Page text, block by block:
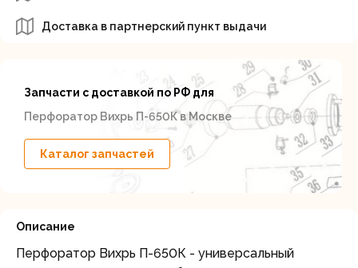
Доставка в партнерский пункт выдачи
Запчасти с доставкой по РФ для
Перфоратор Вихрь П-650К в Москве
Каталог запчастей
Описание
Перфоратор Вихрь П-650К - универсальный